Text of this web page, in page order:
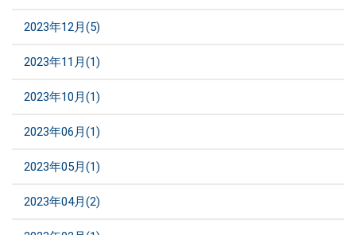
2023年12月(5)
2023年11月(1)
2023年10月(1)
2023年06月(1)
2023年05月(1)
2023年04月(2)